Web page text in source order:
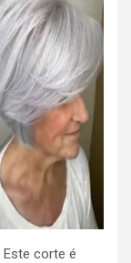
Este corte é